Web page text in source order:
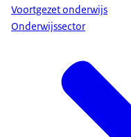
Voortgezet onderwijs
Onderwijssector